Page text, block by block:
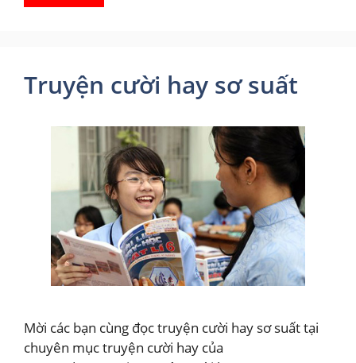
Truyện cười hay sơ suất
Mời các bạn cùng đọc truyện cười hay sơ suất tại
chuyên mục truyện cười hay của